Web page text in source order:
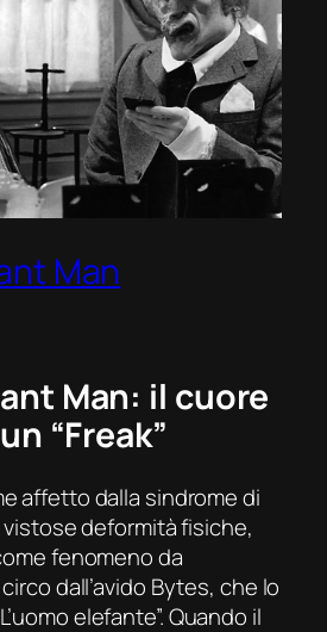
Man
Man: il cuore
“Freak”
affetto dalla sindrome di
deformità fisiche,
fenomeno da
dall’avido Bytes, che lo
elefante”. Quando il